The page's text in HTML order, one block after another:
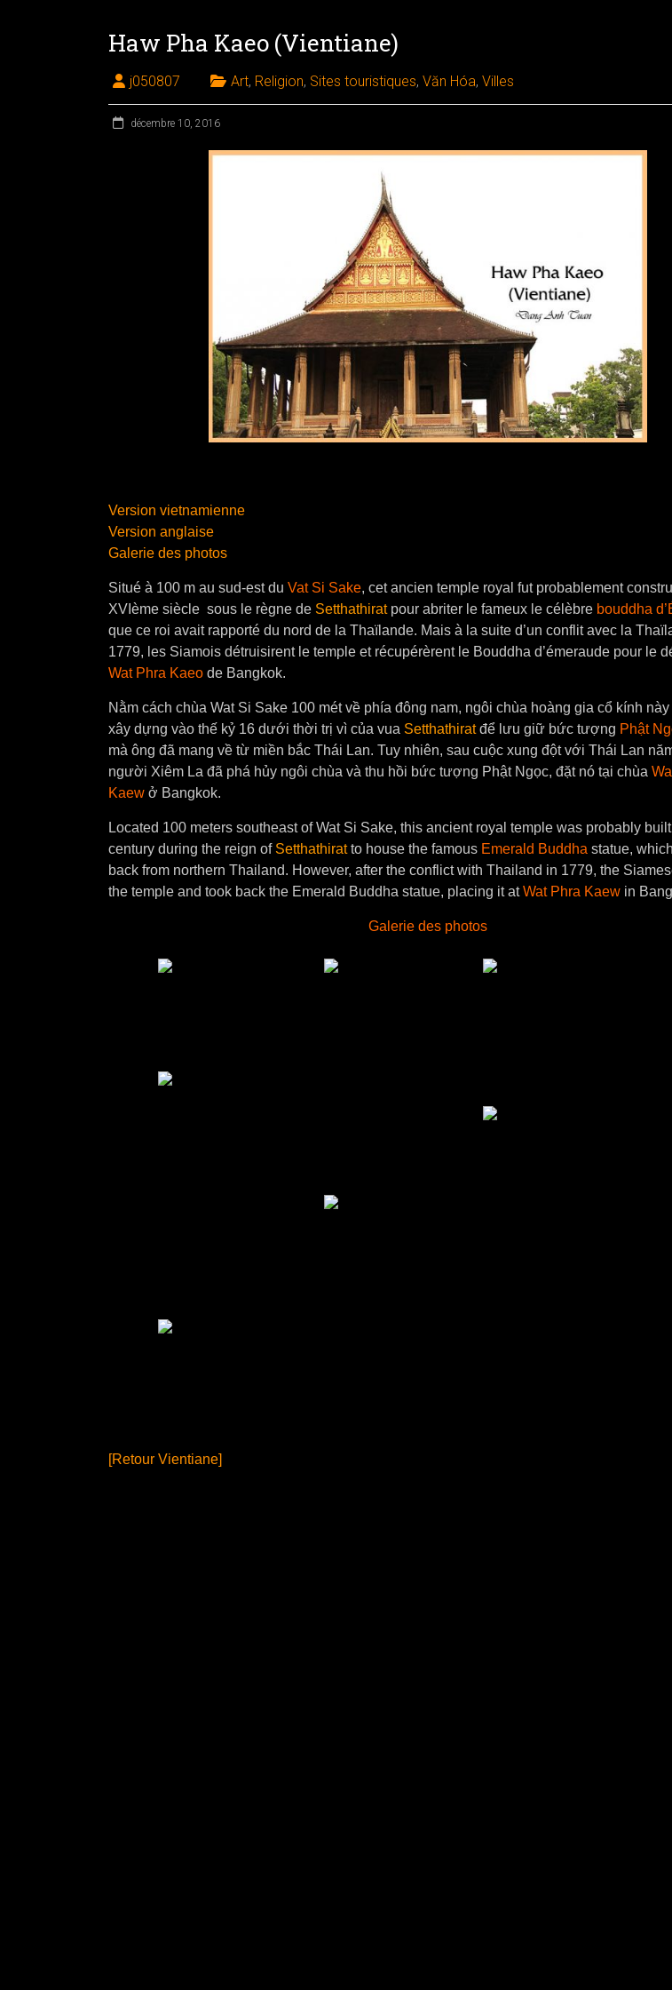
Haw Pha Kaeo (Vientiane)
j050807 Art, Religion, Sites touristiques, Văn Hóa, Villes
décembre 10, 2016
Version vietnamienne
Version anglaise
Galerie des photos
Situé à 100 m au sud-est du Vat Si Sake, cet ancien temple royal fut probablement
XVIème siècle sous le règne de Setthathiratpour abriter le fameux le célèbre bouddha
que ce roi avait rapporté du nord de la Thaïlande. Mais à la suite d’un conflit avec la
1779, les Siamois détruisirent le temple et récupérèrent le Bouddha d’émeraude pour le
Wat Phra Kaeo de Bangkok.
Nằm cách chùa Wat Si Sake 100 mét về phía đông nam, ngôi chùa hoàng gia cổ kính
xây dựng vào thế kỷ 16 dưới thời trị vì của vua Setthathiratđể lưu giữ bức tượng Phật
mà ông đã mang về từ miền bắc Thái Lan. Tuy nhiên, sau cuộc xung đột với Thái Lan
người Xiêm La đã phá hủy ngôi chùa và thu hồi bức tượng Phật Ngọc, đặt nó tại chùa
Kaew ở Bangkok.
Located 100 meters southeast of Wat Si Sake, this ancient royal temple was probably
century during the reign of Setthathiratto house the famous Emerald Buddha statue,
back from northern Thailand. However, after the conflict with Thailand in 1779, the
the temple and took back the Emerald Buddha statue, placing it atWat Phra Kaew in
Galerie des photos
[Retour Vientiane]